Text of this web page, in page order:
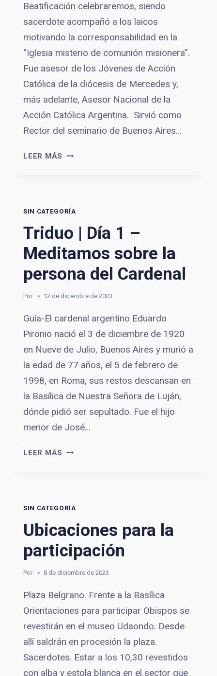
Beatificación celebraremos, siendo
sacerdote acompañó a los laicos
motivando la corresponsabilidad en la
“Iglesia misterio de comunión misionera”.
Fue asesor de los Jóvenes de Acción
Católica de la diócesis de Mercedes y,
más adelante, Asesor Nacional de la
Acción Católica Argentina. Sirvió como
Rector del seminario de Buenos Aires…
LEER MÁS TRIDUO
MEDITAMOS
SOBRE
LA
VIDA
CARDENAL
SIN CATEGORÍA
Triduo | Día 1 –
Meditamos sobre la
persona del Cardenal
Por 12 de diciembre de 2023
Guía-El cardenal argentino Eduardo
Pironio nació el 3 de diciembre de 1920
en Nueve de Julio, Buenos Aires y murió a
la edad de 77 años, el 5 de febrero de
1998, en Roma, sus restos descansan en
la Basílica de Nuestra Señora de Luján,
dónde pidió ser sepultado. Fue el hijo
menor de José…
LEER MÁS TRIDUO
MEDITAMOS
SOBRE
LA
PERSONA
DEL
CARDENAL
SIN CATEGORÍA
Ubicaciones para la
participación
Por 8 de diciembre de 2023
Plaza Belgrano. Frente a la Basílica
Orientaciones para participar Obispos se
revestirán en el museo Udaondo. Desde
allí saldrán en procesión la plaza.
Sacerdotes. Estar a los 10,30 revestidos
con alba y estola blanca en el sector que